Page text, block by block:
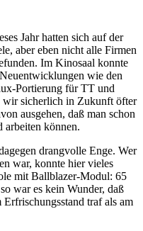
Jahr hatten sich auf der
aber eben nicht alle Firmen
Im Kinosaal konnte
wie den
Portierung für TT und
wir sicherlich in Zukunft öfter
ausgehen, daß man schon
können.
drangvolle Enge. Wer
war, konnte hier vieles
mit Ballblazer-Modul: 65
war es kein Wunder, daß
traf als am